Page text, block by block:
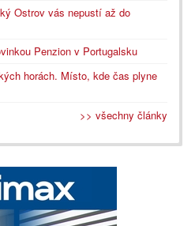
Ostrov vás nepustí až do
Penzion v Portugalsku
horách. Místo, kde čas plyne
>> všechny články